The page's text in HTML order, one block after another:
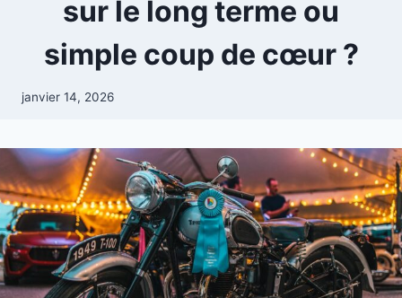
sur le long terme ou
simple coup de cœur ?
janvier 14, 2026